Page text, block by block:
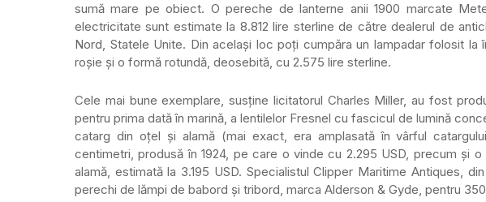
sumă mare pe obiect. O pereche de lanterne anii 1900 marcate
electricitate sunt estimate la 8.812 lire sterline de către dealerul de
Nord, Statele Unite. Din același loc poți cumpăra un lampadar folosit la
roșie și o formă rotundă, deosebită, cu 2.575 lire sterline.
Cele mai bune exemplare, susține licitatorul Charles Miller, au fost
pentru prima dată în marină, a lentilelor Fresnel cu fascicul de lumină
catarg din oțel și alamă (mai exact, era amplasată în vârful
centimetri, produsă în 1924, pe care o vinde cu 2.295 USD, precum și
alamă, estimată la 3.195 USD. Specialistul Clipper Maritime Antiques,
perechi de lămpi de babord și tribord, marca Alderson & Gyde, pentru